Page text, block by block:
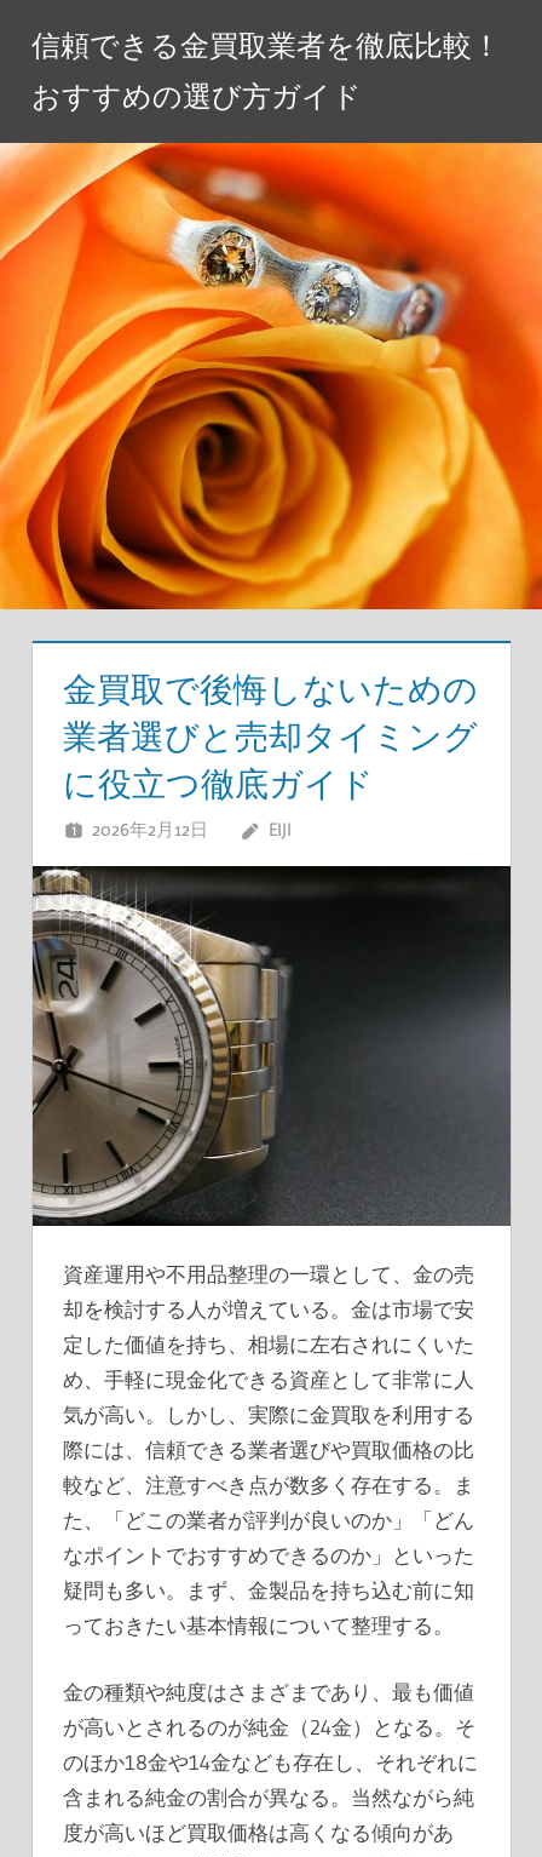
ツ
へ
ス
キ
信頼できる金買取業者を徹底比較！
おすすめの選び方ガイド
金買取で後悔しないための
業者選びと売却タイミング
に役立つ徹底ガイド
2026年2月12日 EIJI
資産運用や不用品整理の一環として、金の売
却を検討する人が増えている。 金は市場で安
定した価値を持ち、相場に左右されにくいた
め、手軽に現金化できる資産として非常に人
気が高い。しかし、実際に金買取を利用する
際には、信頼できる業者選びや買取価格の比
較など、注意すべき点が数多く存在する。ま
た、「どこの業者が評判が良いのか」「どん
なポイントでおすすめできるのか」といった
疑問も多い。まず、金製品を持ち込む前に知
っておきたい基本情報について整理する。
金の種類や純度はさまざまであり、最も価値
が高いとされるのが純金（24金）となる。そ
のほか18金や14金なども存在し、それぞれに
含まれる純金の割合が異なる。当然ながら純
度が高いほど買取価格は高くなる傾向があ